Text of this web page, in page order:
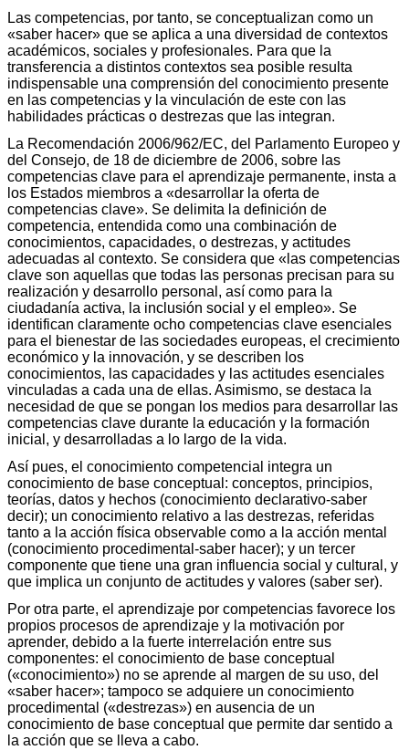
Las competencias, por tanto, se conceptualizan como un
«saber hacer» que se aplica a una diversidad de contextos
académicos, sociales y profesionales. Para que la
transferencia a distintos contextos sea posible resulta
indispensable una comprensión del conocimiento presente
en las competencias y la vinculación de este con las
habilidades prácticas o destrezas que las integran.
La Recomendación 2006/962/EC, del Parlamento Europeo y
del Consejo, de 18 de diciembre de 2006, sobre las
competencias clave para el aprendizaje permanente, insta a
los Estados miembros a «desarrollar la oferta de
competencias clave». Se delimita la definición de
competencia, entendida como una combinación de
conocimientos, capacidades, o destrezas, y actitudes
adecuadas al contexto. Se considera que «las competencias
clave son aquellas que todas las personas precisan para su
realización y desarrollo personal, así como para la
ciudadanía activa, la inclusión social y el empleo». Se
identifican claramente ocho competencias clave esenciales
para el bienestar de las sociedades europeas, el crecimiento
económico y la innovación, y se describen los
conocimientos, las capacidades y las actitudes esenciales
vinculadas a cada una de ellas. Asimismo, se destaca la
necesidad de que se pongan los medios para desarrollar las
competencias clave durante la educación y la formación
inicial, y desarrolladas a lo largo de la vida.
Así pues, el conocimiento competencial integra un
conocimiento de base conceptual: conceptos, principios,
teorías, datos y hechos (conocimiento declarativo-saber
decir); un conocimiento relativo a las destrezas, referidas
tanto a la acción física observable como a la acción mental
(conocimiento procedimental-saber hacer); y un tercer
componente que tiene una gran influencia social y cultural, y
que implica un conjunto de actitudes y valores (saber ser).
Por otra parte, el aprendizaje por competencias favorece los
propios procesos de aprendizaje y la motivación por
aprender, debido a la fuerte interrelación entre sus
componentes: el conocimiento de base conceptual
(«conocimiento») no se aprende al margen de su uso, del
«saber hacer»; tampoco se adquiere un conocimiento
procedimental («destrezas») en ausencia de un
conocimiento de base conceptual que permite dar sentido a
la acción que se lleva a cabo.